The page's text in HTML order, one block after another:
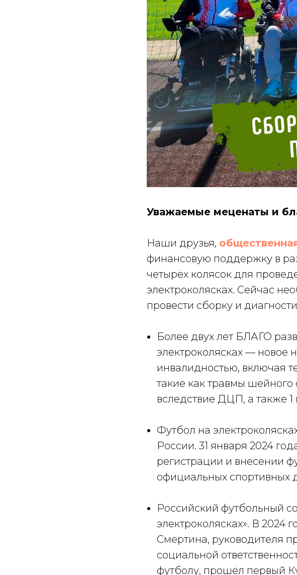
Уважаемые меценаты и
Наши друзья,
финансовую поддержку в
четырёх колясок для
электроколясках. Сейчас
провести сборку и
Более двух лет БЛАГО
электроколясках — новое
инвалидностью, включая
такие как травмы
вследствие ДЦП, а также 1
Футбол на
России. 31 января 2024
регистрации и внесении
официальных спортивных
Российский футбольный
электроколясках». В
Смертина, руководителя
социальной
футболу, прошёл первый